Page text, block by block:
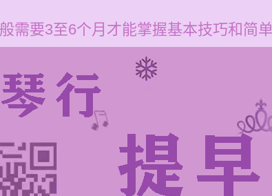
需要3至6个月才能掌握基本技巧和简